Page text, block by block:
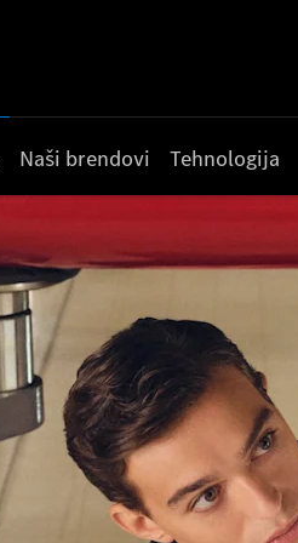
Naši brendovi Tehnologija